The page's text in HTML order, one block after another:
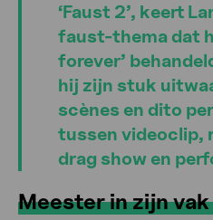
‘Faust 2’, keert
faust-thema dat
forever’
hij zijn stuk
scènes en dito
tussen videoclip,
drag show en
Meester in zijn vak